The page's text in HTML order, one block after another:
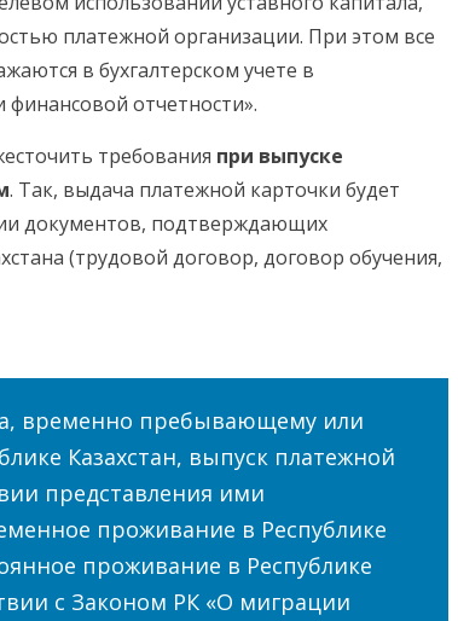
платежной организации. При этом все
в бухгалтерском учете в
финансовой отчетности».
требования при выпуске
. Так, выдача платежной карточки будет
документов, подтверждающих
(трудовой договор, договор обучения,
временно пребывающему или
Казахстан, выпуск платежной
представления ими
проживание в Республике
проживание в Республике
с Законом РК «О миграции